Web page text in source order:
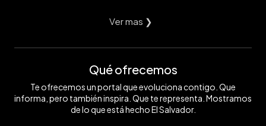
Ver mas ❯
Qué ofrecemos
Te ofrecemos un portal que evoluciona contigo. Que
informa, pero también inspira. Que te representa. Mostramos
de lo que está hecho El Salvador.